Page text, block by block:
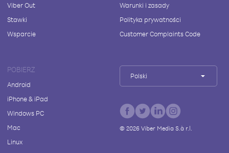
Viber Out
Stawki
Wsparcie
Warunki i zasady
Polityka prywatności
Customer Complaints Code
POBIERZ
Android
iPhone & iPad
Windows PC
Mac
Linux
Polski
© 2026Viber Media S.à r.l.